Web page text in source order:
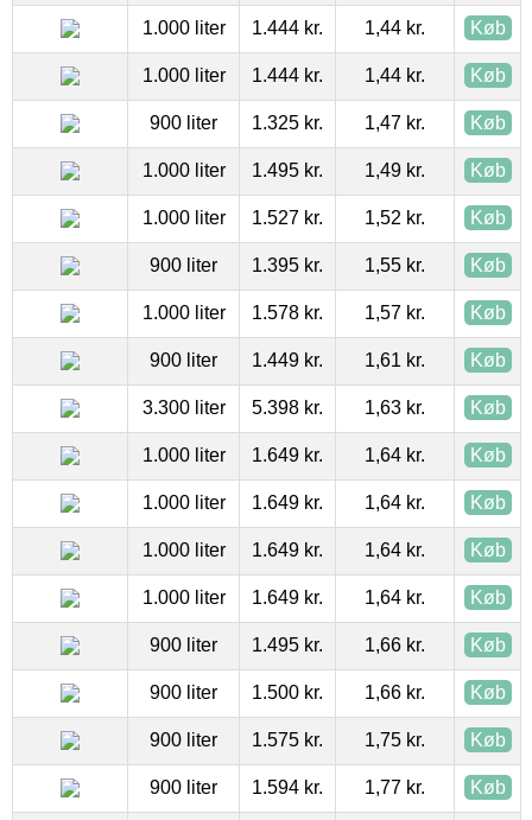
1.000 liter 1.444 kr. 1,44 kr. Køb
1.000 liter 1.444 kr. 1,44 kr. Køb
900 liter 1.325 kr. 1,47 kr. Køb
1.000 liter 1.495 kr. 1,49 kr. Køb
1.000 liter 1.527 kr. 1,52 kr. Køb
900 liter 1.395 kr. 1,55 kr. Køb
1.000 liter 1.578 kr. 1,57 kr. Køb
900 liter 1.449 kr. 1,61 kr. Køb
3.300 liter 5.398 kr. 1,63 kr. Køb
1.000 liter 1.649 kr. 1,64 kr. Køb
1.000 liter 1.649 kr. 1,64 kr. Køb
1.000 liter 1.649 kr. 1,64 kr. Køb
1.000 liter 1.649 kr. 1,64 kr. Køb
900 liter 1.495 kr. 1,66 kr. Køb
900 liter 1.500 kr. 1,66 kr. Køb
900 liter 1.575 kr. 1,75 kr. Køb
900 liter 1.594 kr. 1,77 kr. Køb